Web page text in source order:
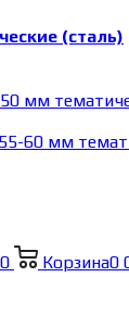
(сталь)
мм
60 мм
0 Корзина0